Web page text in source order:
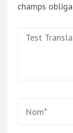
champs
Test